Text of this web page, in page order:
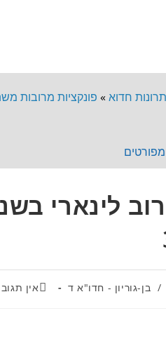
חדוא » פונקציות מרובות
לינארי
/ בן-גוריון - חדו"א ד אין